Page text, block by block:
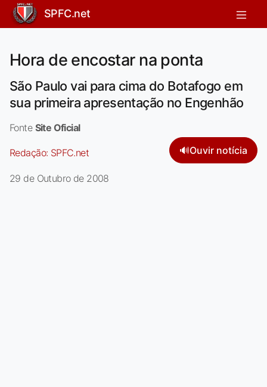
SPFC.net
Hora de encostar na ponta
São Paulo vai para cima do Botafogo em
sua primeira apresentação no Engenhão
Fonte Site Oficial
Redação: SPFC.net 🔊Ouvir notícia
29 de Outubro de 2008